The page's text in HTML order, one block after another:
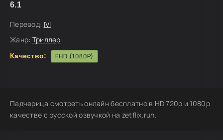
6.1
Перевод: IVI
Жанр: Триллер
Качество: FHD (1080P)
Падчерица смотреть онлайн бесплатно в HD 720p и 1080p
качестве с русской озвучкой на zetflix.run.